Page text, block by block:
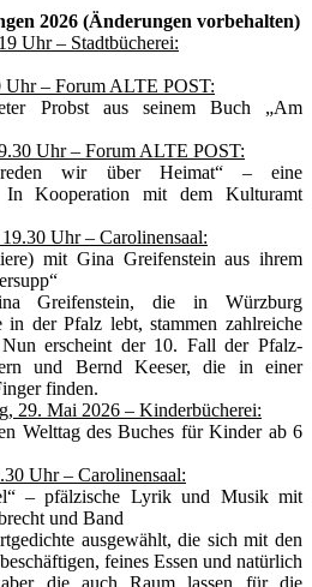
2026 (Änderungen vorbehalten)
Uhr – Stadtbücherei:
Uhr – Forum ALTE POST:
Probst aus seinem Buch „Am
Uhr – Forum ALTE POST:
reden wir über Heimat“ – eine
In Kooperation mit dem Kulturamt
Uhr – Carolinensaal:
mit Gina Greifenstein aus ihrem
Greifenstein, die in Würzburg
in der Pfalz lebt, stammen zahlreiche
erscheint der 10. Fall der Pfalz-
und Bernd Keeser, die in einer
finden.
29. Mai 2026 – Kinderbücherei:
Welttag des Buches für Kinder ab 6
Uhr – Carolinensaal:
– pfälzische Lyrik und Musik mit
und Band
ausgewählt, die sich mit den
feines Essen und natürlich
die auch Raum lassen für die